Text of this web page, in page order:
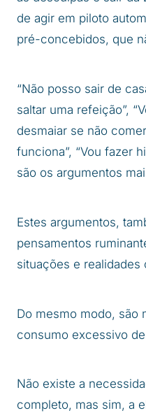
de agir em piloto
pré-concebidos, que
“Não posso sair de
saltar uma refeição”,
desmaiar se não
funciona”, “Vou fazer
são os argumentos
Estes argumentos,
pensamentos
situações e realidades
Do mesmo modo, são
consumo excessivo
Não existe a
completo, mas sim, a